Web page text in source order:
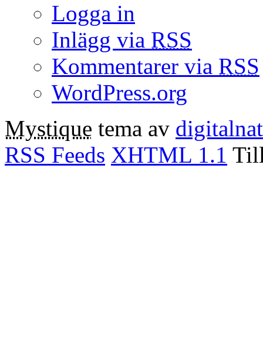
Logga in
Inlägg via RSS
Kommentarer via RSS
WordPress.org
Mystique tema av
RSS Feeds XHTML 1.1